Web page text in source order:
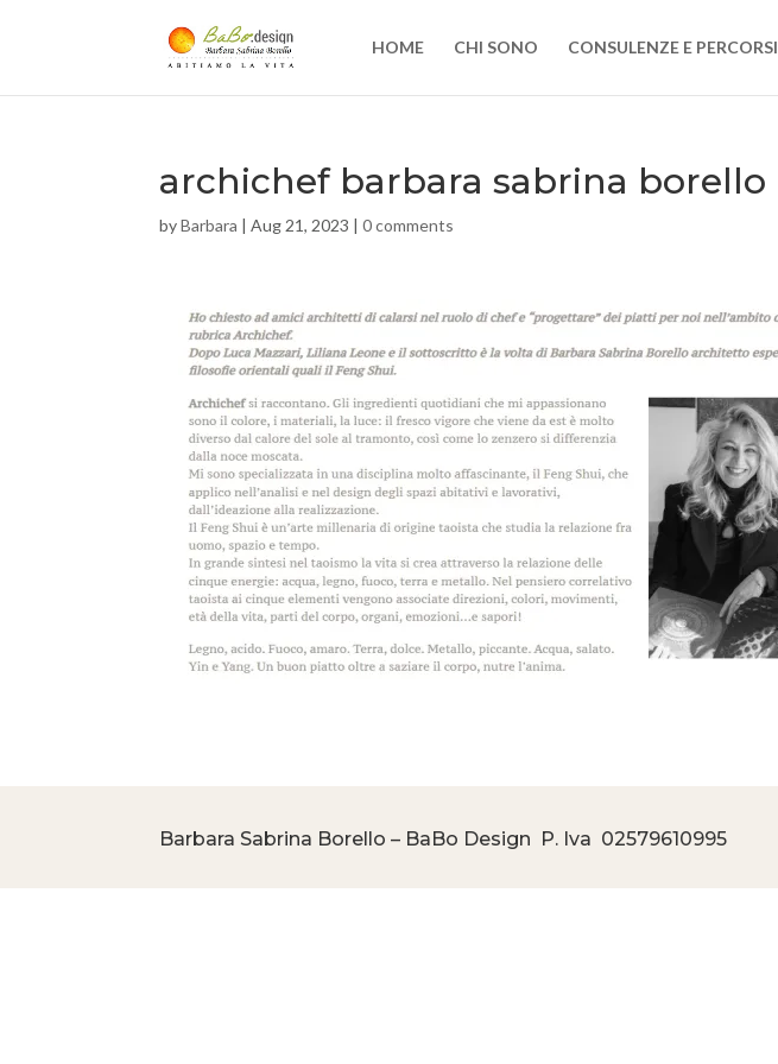
HOME CHI SONO CONSULENZE E PERCORSI
archichef barbara sabrina borello
byBarbara |Aug 21, 2023 |0 comments
Barbara Sabrina Borello – BaBo Design P. Iva 02579610995